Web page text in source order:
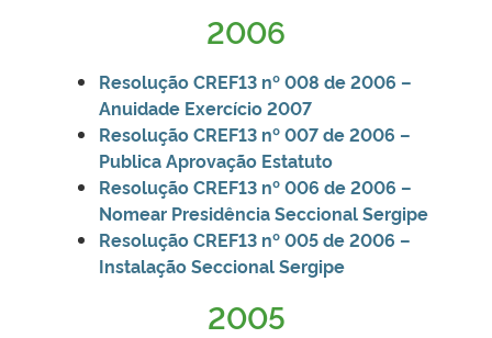
2006
Resolução CREF13 nº 008 de 2006 –
Anuidade Exercício 2007
Resolução CREF13 nº 007 de 2006 –
Publica Aprovação Estatuto
Resolução CREF13 nº 006 de 2006 –
Nomear Presidência Seccional Sergipe
Resolução CREF13 nº 005 de 2006 –
Instalação Seccional Sergipe
2005